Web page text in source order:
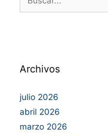
Archivos
julio 2026
abril 2026
marzo 2026